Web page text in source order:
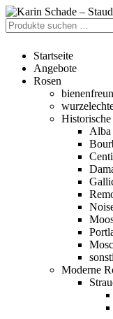
Zur
Navigation
springen
Zum
Inhalt
springen
Suchen
nach:
Startseite
Angebote
Rosen
Historische
Alba
Moderne